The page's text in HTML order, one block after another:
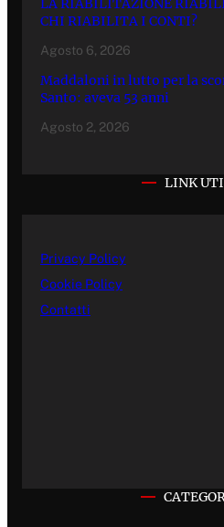
LA RIABILITAZIONE
CHI RIABILITA I CONTI?
Agosto 6, 2026
Maddaloni in lutto per la
Santo: aveva 53 anni
Agosto 2, 2026
LINK
Privacy Policy
Cookie Policy
Contatti